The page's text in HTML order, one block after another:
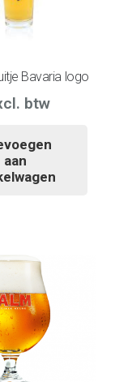
Bavaria logo
btw
aan